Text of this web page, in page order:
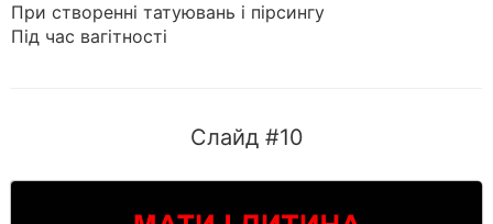
При створенні татуювань і пірсингу
Під час вагітності
Слайд #10